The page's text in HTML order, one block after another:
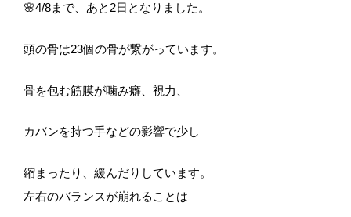
🌸4/8まで、あと2日となりました。
頭の骨は23個の骨が繋がっています。
骨を包む筋膜が噛み癖、視力、
カバンを持つ手などの影響で少し
縮まったり、緩んだりしています。
左右のバランスが崩れることは